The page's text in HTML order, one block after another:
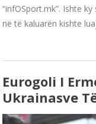
“infOSport.mk”. Ishte
në të kaluarën kishte
Eurogoli I
Ukrainasve